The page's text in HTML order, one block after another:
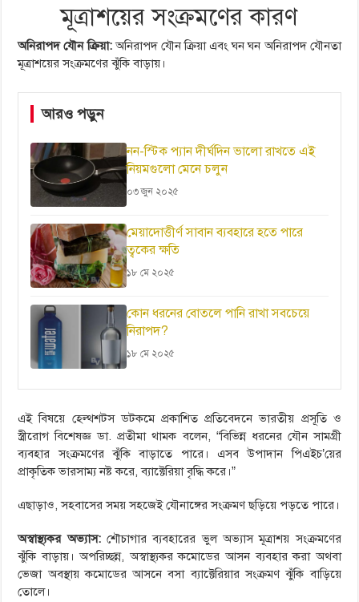
মূত্রাশয়ের সংক্রমণের কারণ
অনিরাপদ যৌন ক্রিয়া:অনিরাপদ যৌন ক্রিয়া এবং ঘন ঘন অনিরাপদ যৌনতা
মূত্রাশয়ের সংক্রমণের ঝুঁকি বাড়ায়।
আরও পড়ুন
নন-স্টিক প্যান দীর্ঘদিন ভালো রাখতে এই
নিয়মগুলো মেনে চলুন
০৩ জুন ২০২৫
মেয়াদোত্তীর্ণ সাবান ব্যবহারে হতে পারে
ত্বকের ক্ষতি
১৮ মে ২০২৫
কোন ধরনের বোতলে পানি রাখা সবচেয়ে
নিরাপদ?
১৮ মে ২০২৫
এই বিষয়ে হেল্থশটস ডটকমে প্রকাশিত প্রতিবেদনে ভারতীয় প্রসূতি ও
স্ত্রীরোগ বিশেষজ্ঞ ডা. প্রতীমা থামক বলেন, “বিভিন্ন ধরনের যৌন সামগ্রী
ব্যবহার সংক্রমণের ঝুঁকি বাড়াতে পারে। এসব উপাদান পিএইচ’য়ের
প্রাকৃতিক ভারসাম্য নষ্ট করে, ব্যাক্টেরিয়া বৃদ্ধি করে।”
এছাড়াও, সহবাসের সময় সহজেই যৌনাঙ্গের সংক্রমণ ছড়িয়ে পড়তে পারে।
অস্বাস্থ্যকর অভ্যাস:শৌচাগার ব্যবহারের ভুল অভ্যাস মূত্রাশয় সংক্রমণের
ঝুঁকি বাড়ায়। অপরিচ্ছন্ন, অস্বাস্থ্যকর কমোডের আসন ব্যবহার করা অথবা
ভেজা অবস্থায় কমোডের আসনে বসা ব্যাক্টেরিয়ার সংক্রমণ ঝুঁকি বাড়িয়ে
তোলে।